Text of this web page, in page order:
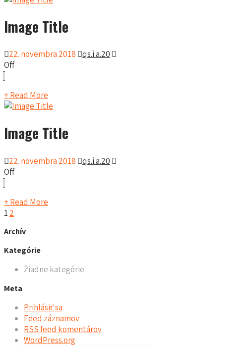
Image Title
22. novembra 2018
qs.i.a.20
Off
+ Read More
Image Title
22. novembra 2018
qs.i.a.20
Off
+ Read More
Stránkovanie
príspevkov
1 2
Archív
Kategórie
Žiadne kategórie
Meta
Prihlásiť sa
Feed záznamov
RSS feed komentárov
WordPress.org